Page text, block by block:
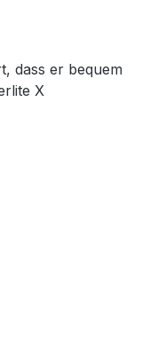
dass er bequem
X